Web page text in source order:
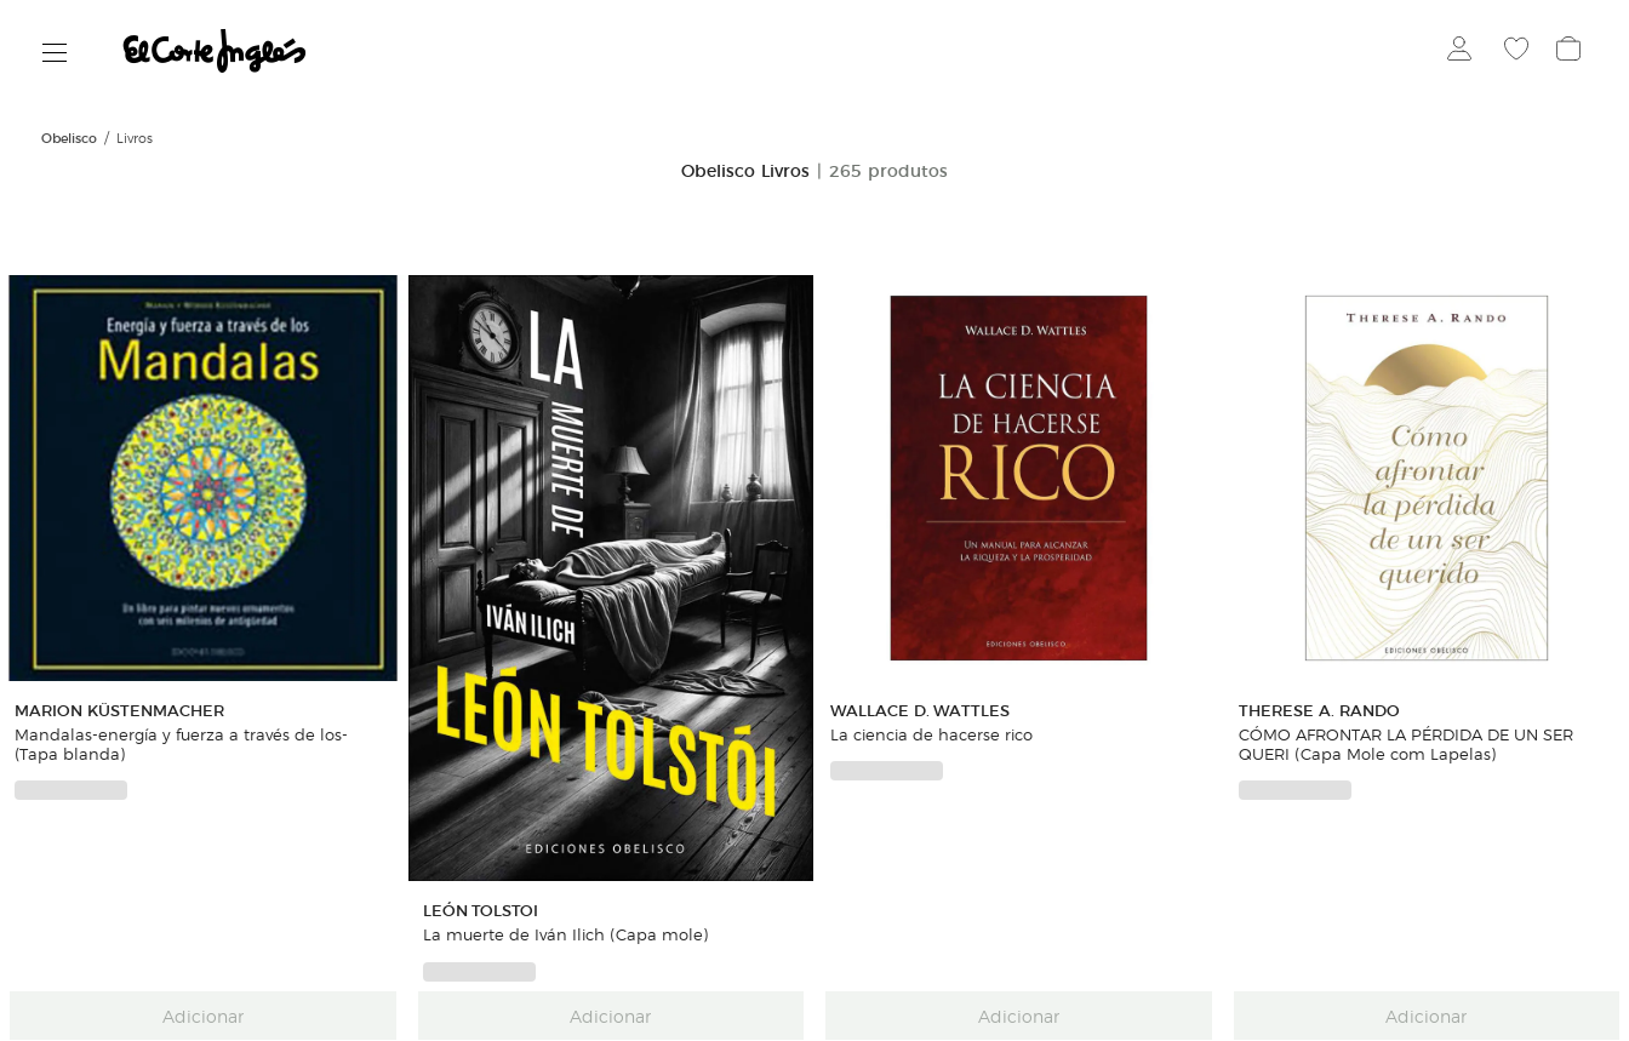
Obelisco Livros
Obelisco Livros | 265 produtos
MARION KÜSTENMACHER
Mandalas-energía y fuerza a través de los-
(Tapa blanda)
Adicionar
LEÓN TOLSTOI
La muerte de Iván Ilich (Capa mole)
Adicionar
WALLACE D. WATTLES
La ciencia de hacerse rico
Adicionar
THERESE A. RANDO
CÓMO AFRONTAR LA PÉRDIDA DE UN SER
QUERI (Capa Mole com Lapelas)
Adicionar